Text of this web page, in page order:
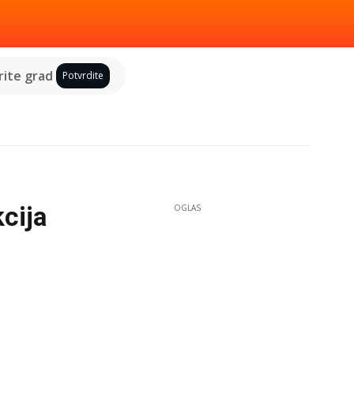
grad Potvrdite
OGLAS